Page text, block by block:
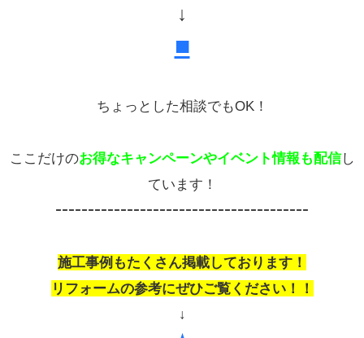
↓
■
ちょっとした相談でもOK！
ここだけのお得なキャンペーンやイベント情報も配信し
ています！
---------------------------------------
施工事例もたくさん掲載しております！
リフォームの参考にぜひご覧ください！！
↓